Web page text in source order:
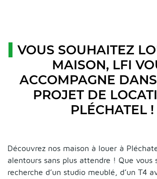
VOUS SOUHAITEZ
MAISON, LFI
ACCOMPAGNE
PROJET DE
PLÉCHATEL !
Découvrez nos maison à louer à
alentours sans plus attendre ! Que vous
recherche d’un studio meublé, d’un T4